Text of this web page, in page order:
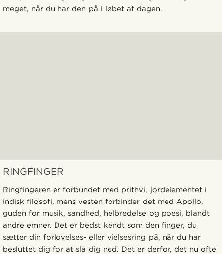
meget, når du har den på i løbet af dagen.
RINGFINGER
Ringfingeren er forbundet med prithvi, jordelementet i
indisk filosofi, mens vesten forbinder det med Apollo,
guden for musik, sandhed, helbredelse og poesi, blandt
andre emner. Det er bedst kendt som den finger, du
sætter din forlovelses- eller vielsesring på, når du har
besluttet dig for at slå dig ned. Det er derfor, det nu ofte